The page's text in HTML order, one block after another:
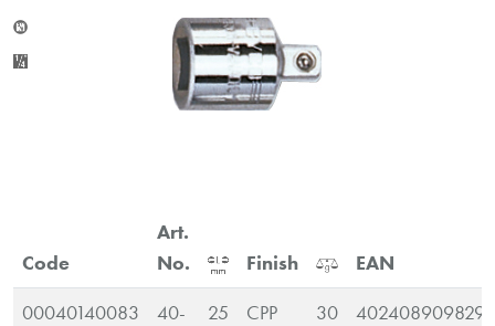
Code
Art.
No.
Finish EAN
00040140083
40-
25 CPP 30 4024089098297